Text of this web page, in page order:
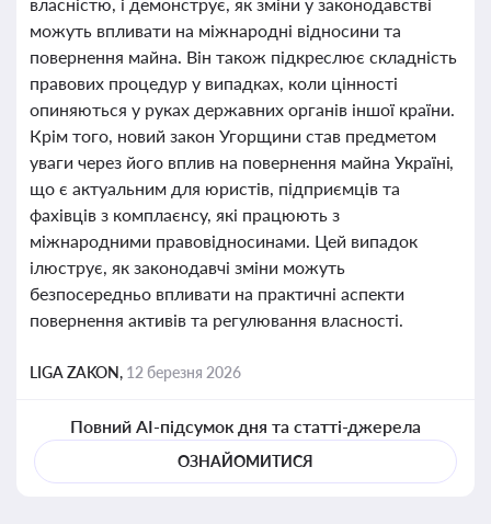
можуть впливати на міжнародні відносини та
повернення майна. Він також підкреслює складність
правових процедур у випадках, коли цінності
опиняються у руках державних органів іншої країни.
Крім того, новий закон Угорщини став предметом
уваги через його вплив на повернення майна Україні,
що є актуальним для юристів, підприємців та
фахівців з комплаєнсу, які працюють з
міжнародними правовідносинами. Цей випадок
ілюструє, як законодавчі зміни можуть
безпосередньо впливати на практичні аспекти
повернення активів та регулювання власності.
LIGA ZAKON, 12 березня 2026
Повний AI-підсумок дня та статті-джерела
ОЗНАЙОМИТИСЯ